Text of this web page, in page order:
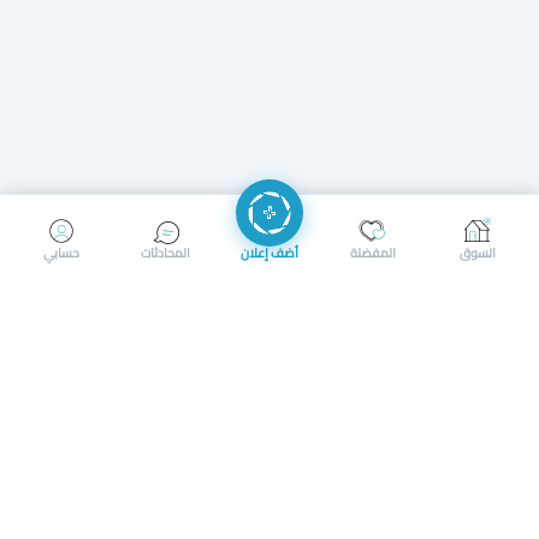
إرسال رسالة إجراء مكالمة
حسابي المحادثات أضف إعلان المفضلة السوق